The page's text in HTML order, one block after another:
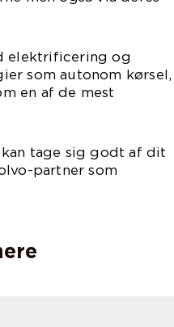
elektrificering og
som autonom kørsel,
en af de mest
kan tage sig godt af dit
partner som